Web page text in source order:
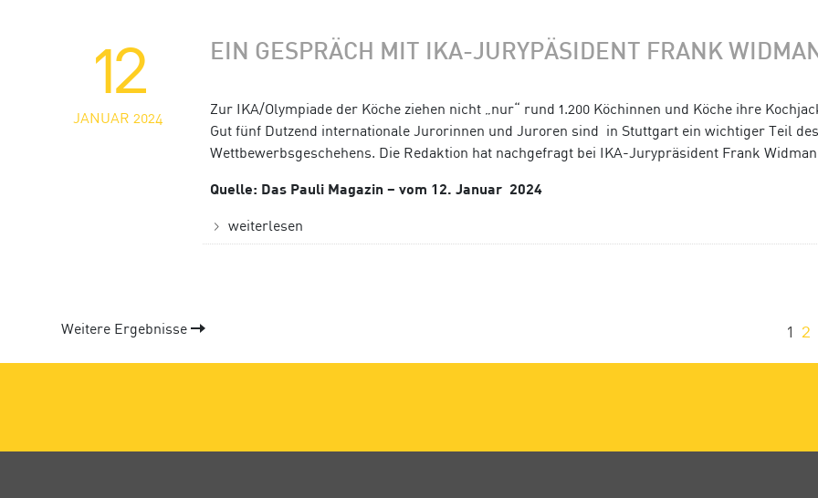
12
JANUAR 2024
EIN GESPRÄCH MIT IKA-JURYPÄSIDENT FRANK
Zur IKA/Olympiade der Köche ziehen nicht „nur“ rund 1.200 Köchinnen und Köche ihre
Gut fünf Dutzend internationale Jurorinnen und Juroren sind in Stuttgart ein wichtiger Teil des
Wettbewerbsgeschehens. Die Redaktion hat nachgefragt bei IKA-Jurypräsident Frank
Quelle: Das Pauli Magazin – vom 12. Januar 2024
weiterlesen
Weitere Ergebnisse 1 2